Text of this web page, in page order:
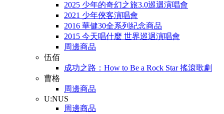
2025 少年的奇幻之旅3.0巡迴演唱會
2021 少年俠客演唱會
2016 華健30全系列紀念商品
2015 今天唱什麼 世界巡迴演唱會
周邊商品
伍佰
成功之路：How to Be a Rock Star 搖滾歌劇
曹格
周邊商品
U:NUS
周邊商品